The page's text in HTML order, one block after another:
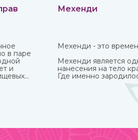
в паре
и
Мехенди
Мехенди - это
Мехенди является
нанесения на тело
Где именно
Многими веками
разных стран и
нее свои культурные